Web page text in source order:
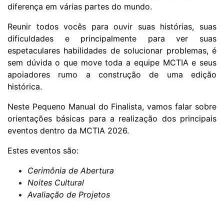
diferença em várias partes do mundo.
Reunir todos vocês para ouvir suas histórias, suas
dificuldades e principalmente para ver suas
espetaculares habilidades de solucionar problemas, é
sem dúvida o que move toda a equipe MCTIA e seus
apoiadores rumo a construção de uma edição
histórica.
Neste Pequeno Manual do Finalista, vamos falar sobre
orientações básicas para a realização dos principais
eventos dentro da MCTIA 2026.
Estes eventos são:
Cerimônia de Abertura
Noites Cultural
Avaliação de Projetos